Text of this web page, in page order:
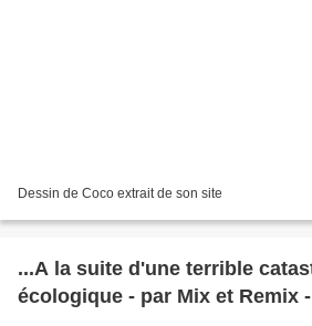
Dessin de Coco extrait de son site
...A la suite d'une terrible
écologique - par Mix et Remix